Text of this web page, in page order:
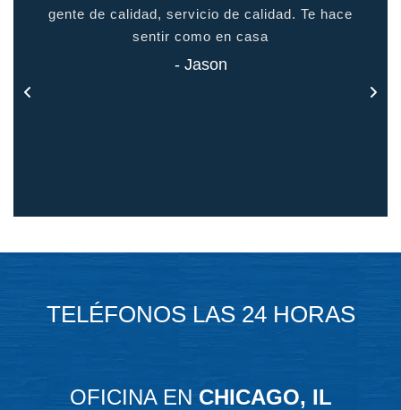
gente de calidad, servicio de calidad. Te hace
sentir como en casa
- Jason
TELÉFONOS LAS 24 HORAS
OFICINA EN CHICAGO, IL